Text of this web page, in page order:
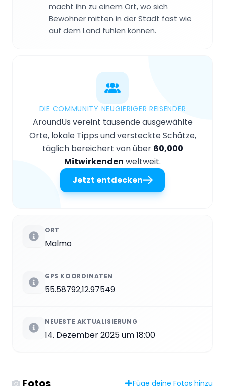
macht ihn zu einem Ort, wo sich
Bewohner mitten in der Stadt fast wie
auf dem Land fühlen können.
DIE COMMUNITY NEUGIERIGER REISENDER
AroundUs vereint tausende ausgewählte
Orte, lokale Tipps und versteckte Schätze,
täglich bereichert von über 60,000
Mitwirkenden weltweit.
Jetzt entdecken
ORT
Malmo
GPS KOORDINATEN
55.58792,12.97549
NEUESTE AKTUALISIERUNG
14. Dezember 2025 um 18:00
Füge deine Fotos hinzu